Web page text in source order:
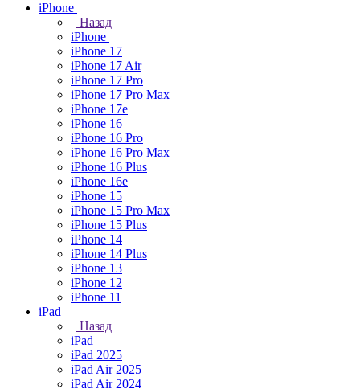
iPhone
Назад
iPhone
iPhone 17
iPhone 17 Air
iPhone 17 Pro
iPhone 17 Pro Max
iPhone 17e
iPhone 16
iPhone 16 Pro
iPhone 16 Pro Max
iPhone 16 Plus
iPhone 16e
iPhone 15
iPhone 15 Pro Max
iPhone 15 Plus
iPhone 14
iPhone 14 Plus
iPhone 13
iPhone 12
iPhone 11
iPad
Назад
iPad
iPad 2025
iPad Air 2025
iPad Air 2024